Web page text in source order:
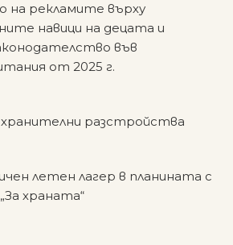
на рекламите върху
навици на децата и
във
от 2025 г.
разстройства
летен лагер в планината с
храната“